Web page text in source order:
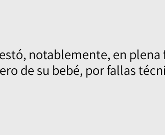
notablemente, en plena
de su bebé, por fallas